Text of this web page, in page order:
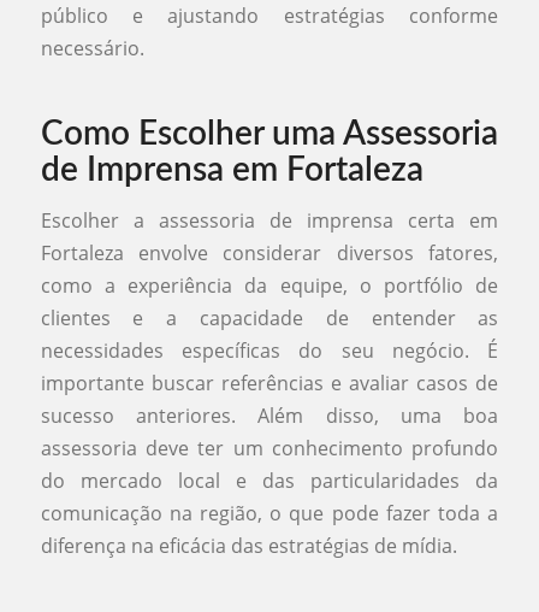
público e ajustando estratégias conforme
necessário.
Como Escolher uma Assessoria
de Imprensa em Fortaleza
Escolher a assessoria de imprensa certa em
Fortaleza envolve considerar diversos fatores,
como a experiência da equipe, o portfólio de
clientes e a capacidade de entender as
necessidades específicas do seu negócio. É
importante buscar referências e avaliar casos de
sucesso anteriores. Além disso, uma boa
assessoria deve ter um conhecimento profundo
do mercado local e das particularidades da
comunicação na região, o que pode fazer toda a
diferença na eficácia das estratégias de mídia.